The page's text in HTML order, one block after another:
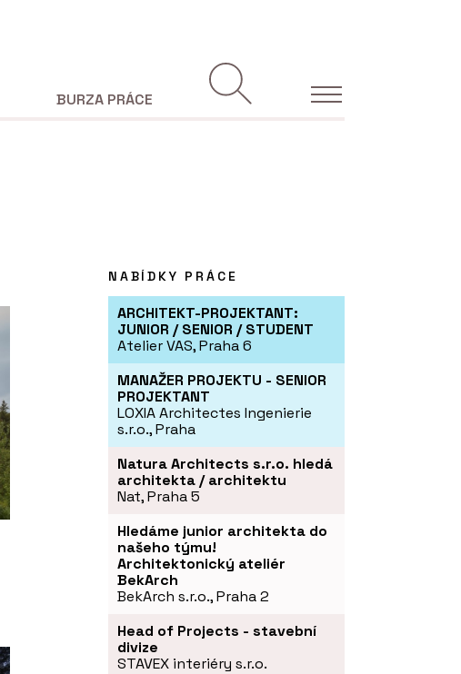
BURZA PRÁCE
NABÍDKY PRÁCE
ARCHITEKT-PROJEKTANT:
JUNIOR / SENIOR / STUDENT
Atelier VAS, Praha 6
MANAŽER PROJEKTU - SENIOR
PROJEKTANT
LOXIA Architectes Ingenierie
s.r.o., Praha
Natura Architects s.r.o. hledá
architekta / architektu
Nat, Praha 5
Hledáme junior architekta do
našeho týmu!
Architektonický ateliér
BekArch
BekArch s.r.o., Praha 2
Head of Projects - stavební
divize
STAVEX interiéry s.r.o.